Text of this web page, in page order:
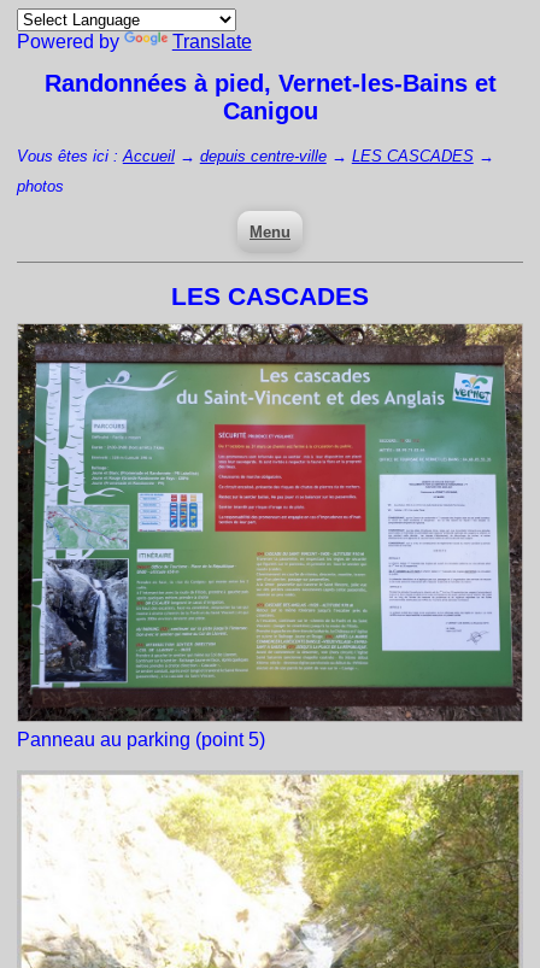
Powered by Translate
Randonnées à pied, Vernet-les-Bainset
Canigou
Vous êtes ici : Accueil→ depuis centre-ville→ LES CASCADES→
photos
Menu
LES CASCADES
Panneau au parking (point 5)